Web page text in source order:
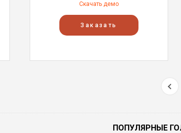
Скачать демо
Заказать
ПОПУЛЯРНЫЕ